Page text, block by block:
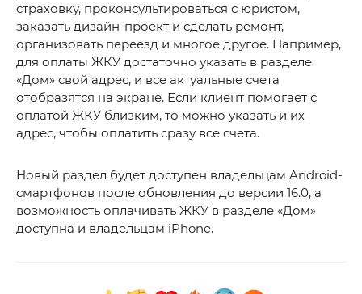
страховку, проконсультироваться с юристом,
заказать дизайн-проект и сделать ремонт,
организовать переезд и многое другое. Например,
для оплаты ЖКУ достаточно указать в разделе
«Дом» свой адрес, и все актуальные счета
отобразятся на экране. Если клиент помогает с
оплатой ЖКУ близким, то можно указать и их
адрес, чтобы оплатить сразу все счета.
Новый раздел будет доступен владельцам Android-
смартфонов после обновления до версии 16.0, а
возможность оплачивать ЖКУ в разделе «Дом»
доступна и владельцам iPhone.